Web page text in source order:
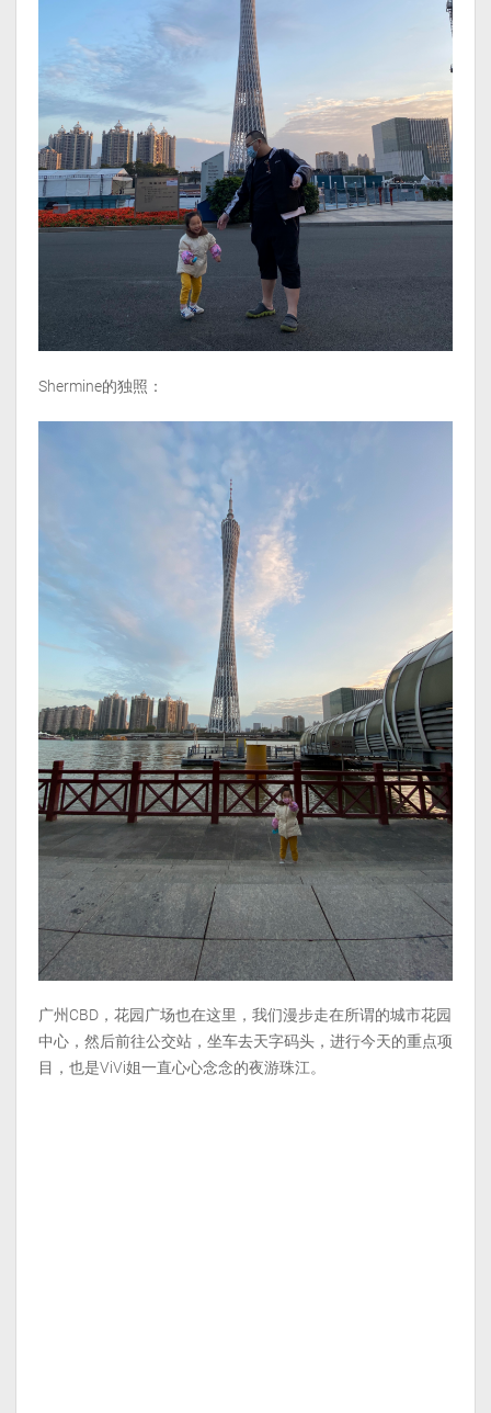
Shermine的独照：
广州CBD，花园广场也在这里，我们漫步走在所谓的城市花园
中心，然后前往公交站，坐车去天字码头，进行今天的重点项
目，也是ViVi姐一直心心念念的夜游珠江。